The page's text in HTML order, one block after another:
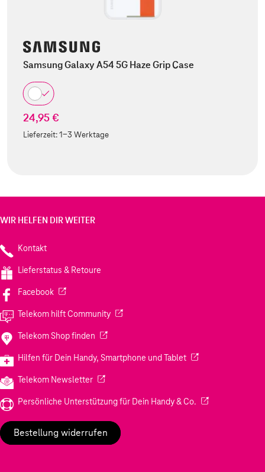
Samsung Galaxy A54 5G Haze Grip Case
24,95 €
Lieferzeit:1-3 Werktage
WIR HELFEN DIR WEITER
Kontakt
Lieferstatus & Retoure
Facebook(Wird in einem neuen Tab geöffnet)
Telekom hilft Community(Wird in einem neuen Tab geöffnet)
Telekom Shop finden (Wird in einem neuen Tab geöffnet)
Hilfen für Dein Handy, Smartphone und Tablet(Wird in einem
Telekom Newsletter(Wird in einem neuen Tab geöffnet)
Persönliche Unterstützung für Dein Handy & Co. (Wird in einem
Bestellung widerrufen